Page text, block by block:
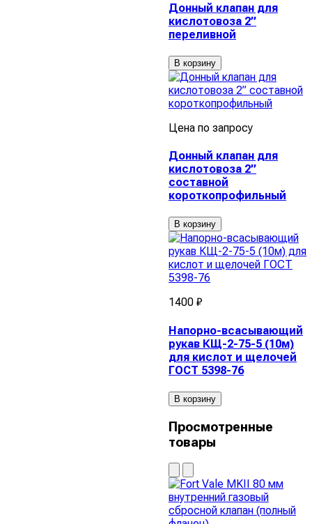
Донный клапан для
кислотовоза 2”
переливной
В корзину
Цена по запросу
Донный клапан для
кислотовоза 2”
составной
короткопрофильный
В корзину
1400 ₽
Напорно-всасывающий
рукав КЩ-2-75-5 (10м)
для кислот и щелочей
ГОСТ 5398-76
В корзину
Просмотренные
товары